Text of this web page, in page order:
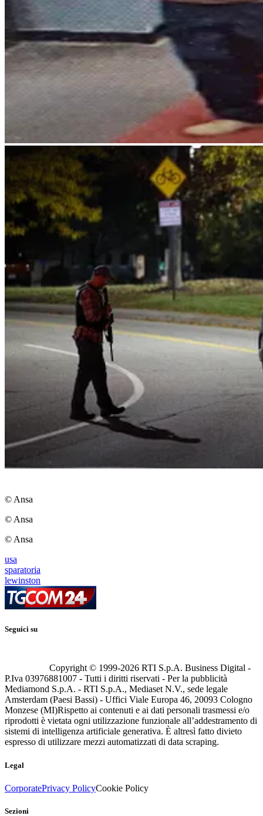
© Ansa
© Ansa
© Ansa
usa
sparatoria
lewinston
Seguici su
Copyright © 1999-2026 RTI S.p.A. Business Digital -
P.Iva 03976881007 - Tutti i diritti riservati - Per la pubblicità
Mediamond S.p.A. - RTI S.p.A., Mediaset N.V., sede legale
Amsterdam (Paesi Bassi) - Uffici Viale Europa 46, 20093 Cologno
Monzese (MI)Rispetto ai contenuti e ai dati personali trasmessi e/o
riprodotti è vietata ogni utilizzazione funzionale all’addestramento di
sistemi di intelligenza artificiale generativa. È altresì fatto divieto
espresso di utilizzare mezzi automatizzati di data scraping.
Legal
CorporatePrivacy PolicyCookie Policy
Sezioni